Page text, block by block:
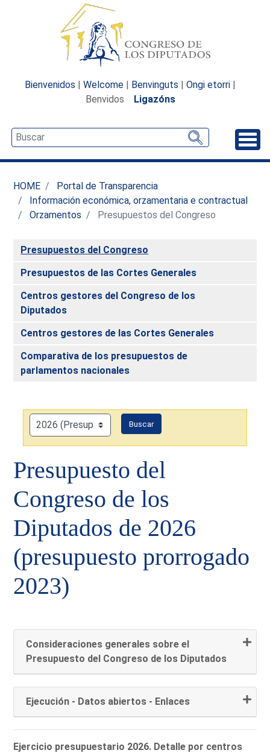
Bienvenidos | Welcome | Benvinguts | Ongi etorri |
Benvidos Ligazóns
HOME
Portal de Transparencia
Información económica, orzamentaria e contractual
Orzamentos
Presupuestos del Congreso
Presupuestos del Congreso
Presupuestos de las Cortes Generales
Centros gestores del Congreso de los
Diputados
Centros gestores de las Cortes Generales
Comparativa de los presupuestos de
parlamentos nacionales
Buscar
Presupuesto del
Congreso de los
Diputados de 2026
(presupuesto prorrogado
2023)
Consideraciones generales sobre el
Presupuesto del Congreso de los Diputados
Ejecución - Datos abiertos - Enlaces
Ejercicio presupuestario 2026. Detalle por centros